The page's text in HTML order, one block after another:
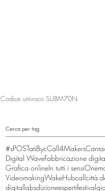
Cerca per tag
#sPOSTatiBycCall4Makers
Digital WaveFabbricazione
Grafica onlineIn tutti i sensi
VideomakingWakeHubcallcittà
digitallabsdizioneespertifestival
Codice univoco SUBM70N